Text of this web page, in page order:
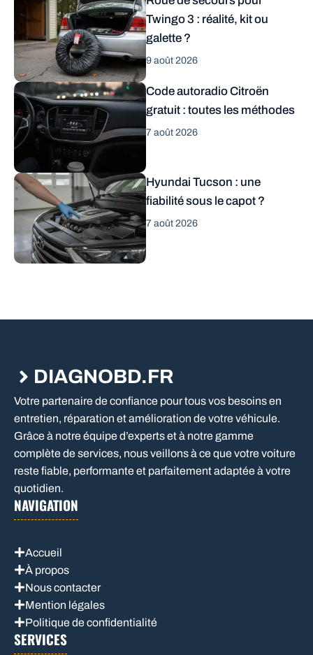
Twingo 3 : réalité, kit ou
galette ?
9 août 2026
Code autoradio Citroën
gratuit : toutes les méthodes
7 août 2026
Hyundai Tucson : une
fiabilité sous le capot ?
7 août 2026
DIAGNOBD.FR
Votre partenaire de confiance pour tous vos besoins en
entretien, réparation et amélioration de votre véhicule.
Grâce à notre équipe d’experts et à notre gamme
complète de services, nous veillons à ce que votre voiture
reste fiable, performante et parfaitement adaptée à votre
quotidien.
NAVIGATION
Accueil
À propos
Nous contacter
Mention légales
Politique de confidentialité
SERVICES